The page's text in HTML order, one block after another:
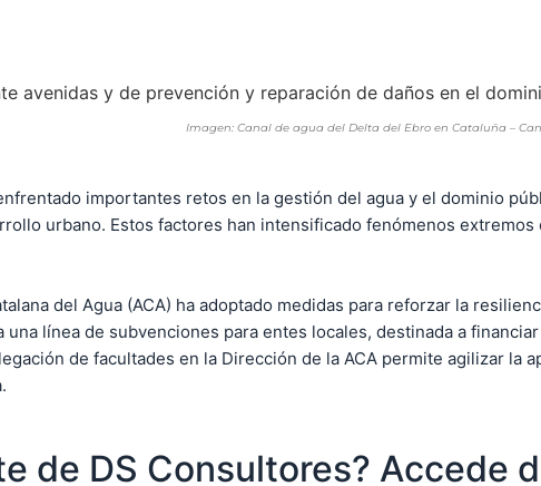
Imagen: Canal de agua del Delta del Ebro en Cataluña –
importantes retos en la gestión del agua y el dominio
urbano. Estos factores han intensificado fenómenos
del Agua (ACA) ha adoptado medidas para reforzar la
una línea de subvenciones para entes locales, destinada a
de facultades en la Dirección de la ACA permite agilizar la
de DS Consultores? Accede